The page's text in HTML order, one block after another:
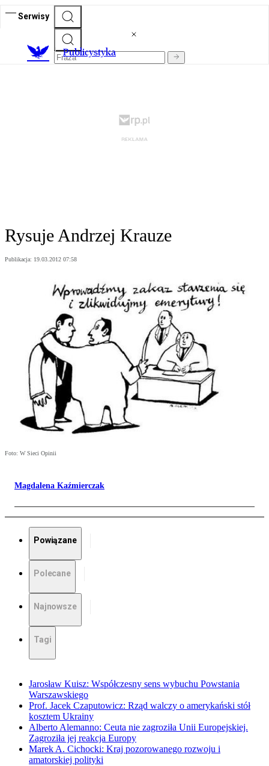
Serwisy
Publicystyka
Rysuje Andrzej Krauze
Publikacja: 19.03.2012 07:58
Foto: W Sieci Opinii
Magdalena Kaźmierczak
Powiązane
Polecane
Najnowsze
Tagi
Jarosław Kuisz: Współczesny sens wybuchu Powstania
Warszawskiego
Prof. Jacek Czaputowicz: Rząd walczy o amerykański stół
kosztem Ukrainy
Alberto Alemanno: Ceuta nie zagroziła Unii Europejskiej.
Zagroziła jej reakcja Europy
Marek A. Cichocki: Kraj pozorowanego rozwoju i
amatorskiej polityki